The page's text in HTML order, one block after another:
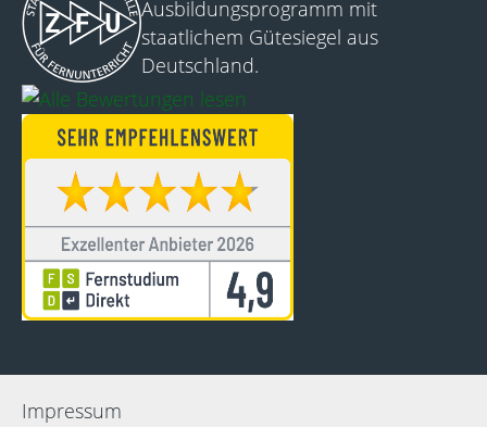
Ausbildungsprogramm mit
staatlichem Gütesiegel aus
Deutschland.
Impressum